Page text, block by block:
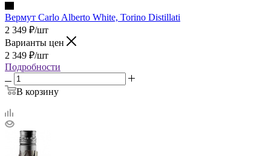
Вермут Carlo Alberto White, Torino Distillati
2 349 ₽/шт
Варианты цен
2 349 ₽/шт
Подробности
В корзину